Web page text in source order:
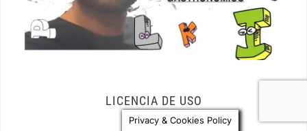
LICENCIA DE USO
Privacy & Cookies Policy